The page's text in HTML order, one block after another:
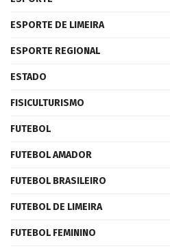
ESPORTE DE LIMEIRA
ESPORTE REGIONAL
ESTADO
FISICULTURISMO
FUTEBOL
FUTEBOL AMADOR
FUTEBOL BRASILEIRO
FUTEBOL DE LIMEIRA
FUTEBOL FEMININO